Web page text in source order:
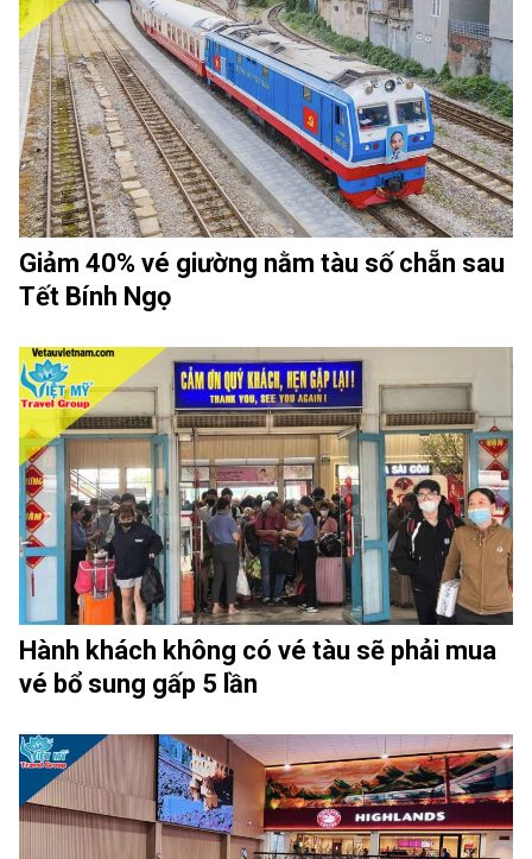
Giảm 40% vé giường nằm tàu số chẵn sau
Tết Bính Ngọ
Hành khách không có vé tàu sẽ phải mua
vé bổ sung gấp 5 lần